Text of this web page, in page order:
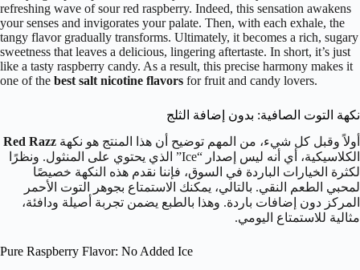
refreshing wave of sour red raspberry. Indeed, this sensation awakens
your senses and invigorates your palate. Then, with each exhale, the
tangy flavor gradually transforms. Ultimately, it becomes a rich, sugary
sweetness that leaves a delicious, lingering aftertaste. In short, it’s just
like a tasty raspberry candy. As a result, this precise harmony makes it
one of the best salt nicotine flavors for fruit and candy lovers.
نكهة التوت الصافية: بدون إضافة الثلج
أولاً وقبل كل شيء، من المهم توضيح أن هذا المنتج هو نكهة Red Razz
الكلاسيكية، أي أنه ليس إصدار “Ice” الذي يحتوي على المنثول. ونظرًا
لكثرة الخيارات الباردة في السوق، فإننا نقدم هذه النكهة خصيصًا
لمحبي الطعم النقي. بالتالي، يمكنك الاستمتاع بجوهر التوت الأحمر
المركز دون إضافات باردة. وهذا بالطبع يضمن تجربة أصيلة ودافئة،
مثالية للاستمتاع اليومي.
Pure Raspberry Flavor: No Added Ice